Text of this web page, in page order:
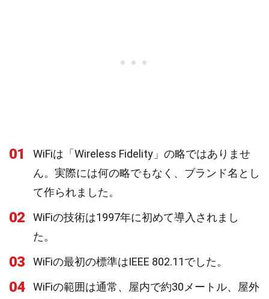
01
WiFiは「Wireless Fidelity」の略ではありませ
ん。実際には何の略でもなく、ブランド名とし
て作られました。
02
WiFiの技術は1997年に初めて導入されまし
た。
03 WiFiの最初の標準はIEEE 802.11でした。
04
WiFiの範囲は通常、屋内で約30メートル、屋外